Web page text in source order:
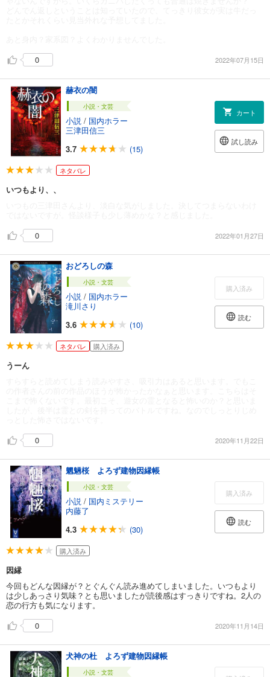
0
2022年07月15日
赫衣の闇
小説・文芸
小説 / 国内ホラー
三津田信三
3.7
(15)
カート
試し読み
ネタバレ
いつもより、、
0
2022年01月27日
おどろしの森
小説・文芸
小説 / 国内ホラー
滝川さり
3.6
(10)
購入済み
読む
ネタバレ 購入済み
うーん
0
2020年11月22日
魍魎桜 よろず建物因縁帳
小説・文芸
小説 / 国内ミステリー
内藤了
4.3
(30)
購入済み
読む
購入済み
因縁
今回もどんな因縁が？とぐんぐん読み進めてしまいました。いつもより
は少しあっさり気味？とも思いましたが読後感はすっきりですね。2人の
恋の行方も気になります。
0
2020年11月14日
犬神の杜 よろず建物因縁帳
小説・文芸